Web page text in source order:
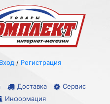
Доставка
Сервис
Информация
Вход / Регистрация